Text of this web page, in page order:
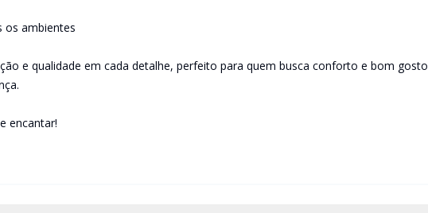
os ambientes
e qualidade em cada detalhe, perfeito para quem busca conforto e bom gosto
encantar!